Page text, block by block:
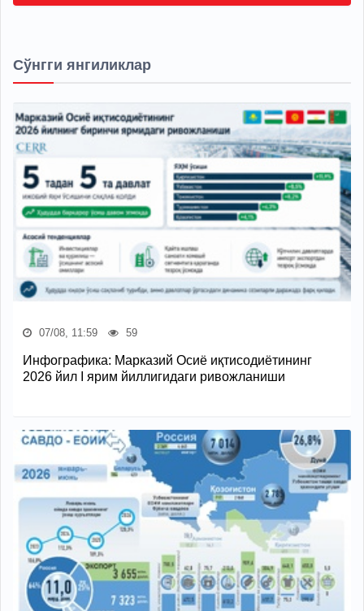
Сўнгги янгиликлар
07/08, 11:59 59
Инфографика: Марказий Осиё иқтисодиётининг
2026 йил I ярим йиллигидаги ривожланиши